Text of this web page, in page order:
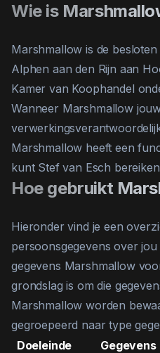
Wie is
Marshmallow is de
Alphen aan den Rijn aan
Kamer van Koophandel
Wanneer Marshmallow
Marshmallow heeft een
kunt Stef van Esch
Hoe gebruikt
Hieronder vind je een
persoonsgegevens over
gegevens Marshmallow
grondslag is om die
Marshmallow worden
gegroepeerd naar type
Doeleinde
Gegevens